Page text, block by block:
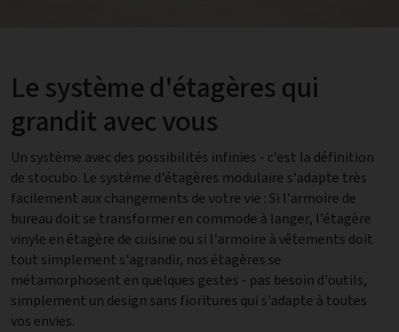
Le système d'étagères qui
grandit avec vous
Un système avec des possibilités infinies - c'est la définition
de stocubo. Le système d'étagères modulaire s'adapte très
facilement aux changements de votre vie : Si l'armoire de
bureau doit se transformer en commode à langer, l'étagère
vinyle en étagère de cuisine ou si l'armoire à vêtements doit
tout simplement s'agrandir, nos étagères se
métamorphosent en quelques gestes - pas besoin d'outils,
simplement un design sans fioritures qui s'adapte à toutes
vos envies.